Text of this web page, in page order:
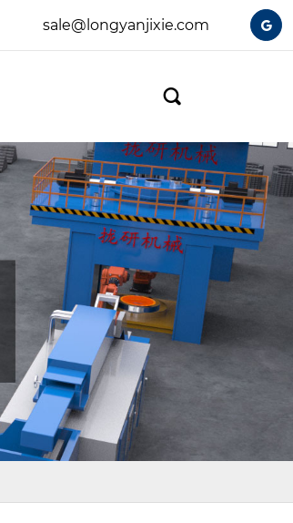
sale@longyanjixie.com 
